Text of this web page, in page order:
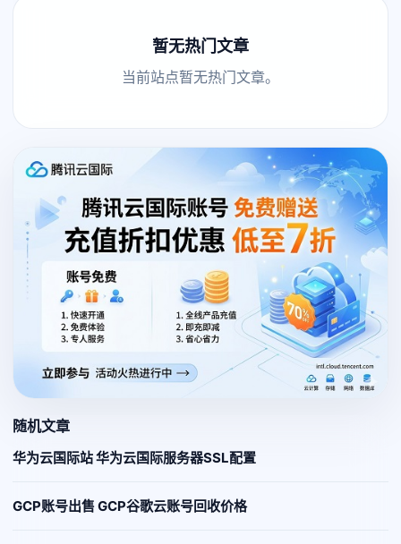
暂无热门文章
当前站点暂无热门文章。
随机文章
华为云国际站 华为云国际服务器SSL配置
GCP账号出售 GCP谷歌云账号回收价格